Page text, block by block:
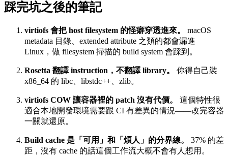
踩完坑之後的筆記
virtiofs 會把 host filesystem 的怪癖穿透進來。
macOS
metadata 目錄、extended attribute 之類的都會漏進
Linux，做 filesystem 掃描的 build system 會踩到。
Rosetta 翻譯 instruction，不翻譯 library。
你得自己裝
x86_64 的 libc、libstdc++、zlib。
virtiofs COW 讓容器裡的 patch 沒有代價。
這個特性很
適合本地開發環境需要跟 CI 有差異的情況——改完容器
一關就還原。
Build cache 是「可用」和「煩人」的分界線。
37% 的差
距，沒有 cache 的話這個工作流大概不會有人想用。